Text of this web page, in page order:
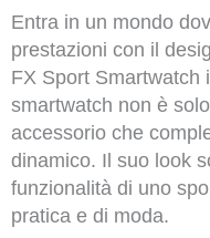
Entra in un mondo
prestazioni con il
FX Sport Smartwatch
smartwatch non è
accessorio che
dinamico. Il suo look
funzionalità di uno
pratica e di moda.